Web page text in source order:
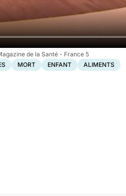
de la Santé - France 5
MORT ENFANT ALIMENTS